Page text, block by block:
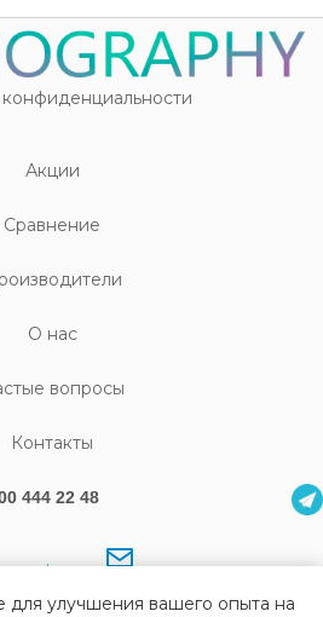
Акции
Cравнение
О нас
вопросы
Контакты
444 22 48
для улучшения вашего опыта на